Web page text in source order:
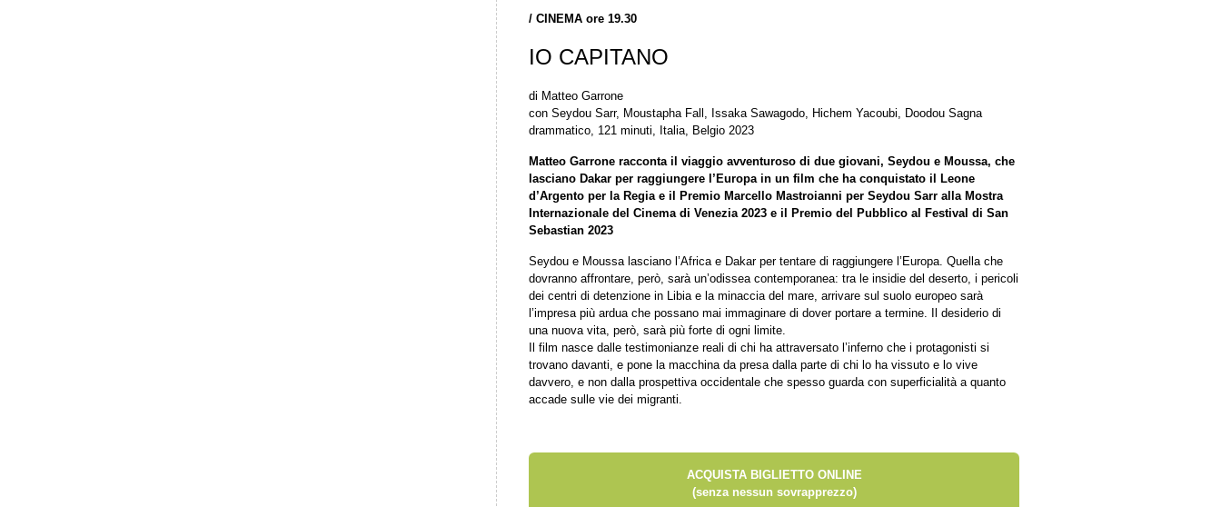
/ CINEMA ore 19.30
IO CAPITANO
di Matteo Garrone
con Seydou Sarr, Moustapha Fall, Issaka Sawagodo, Hichem Yacoubi, Doodou Sagna
drammatico, 121 minuti, Italia, Belgio 2023
Matteo Garrone racconta il viaggio avventuroso di due giovani, Seydou e Moussa, che
lasciano Dakar per raggiungere l’Europa in un film che ha conquistato il Leone
d’Argento per la Regia e il Premio Marcello Mastroianni per Seydou Sarr alla Mostra
Internazionale del Cinema di Venezia 2023 e il Premio del Pubblico al Festival di San
Sebastian 2023
Seydou e Moussa lasciano l’Africa e Dakar per tentare di raggiungere l’Europa. Quella che
dovranno affrontare, però, sarà un’odissea contemporanea: tra le insidie del deserto, i pericoli
dei centri di detenzione in Libia e la minaccia del mare, arrivare sul suolo europeo sarà
l’impresa più ardua che possano mai immaginare di dover portare a termine. Il desiderio di
una nuova vita, però, sarà più forte di ogni limite.
Il film nasce dalle testimonianze reali di chi ha attraversato l’inferno che i protagonisti si
trovano davanti, e pone la macchina da presa dalla parte di chi lo ha vissuto e lo vive
davvero, e non dalla prospettiva occidentale che spesso guarda con superficialità a quanto
accade sulle vie dei migranti.
ACQUISTA BIGLIETTO ONLINE
(senza nessun sovrapprezzo)